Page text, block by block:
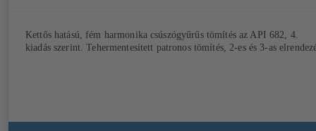
Kettős hatású, fém harmonika csúszógyűrűs tömítés az API 682, 4.
kiadás szerint. Tehermentesített patronos tömítés, 2-es és 3-as